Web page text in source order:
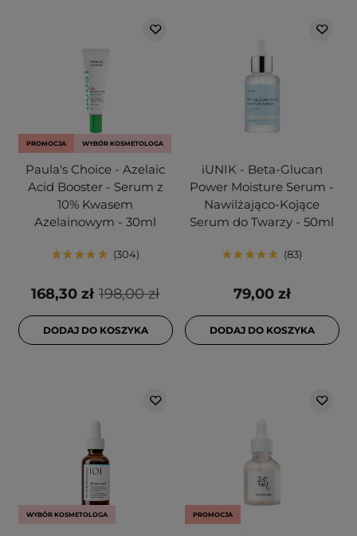
PROMOCJA WYBÓR KOSMETOLOGA
Paula's Choice - Azelaic
Acid Booster - Serum z
10% Kwasem
Azelainowym - 30ml
304
198,00 zł
168,30 zł
DODAJ DO KOSZYKA
iUNIK - Beta-Glucan
Power Moisture Serum -
Nawilżająco-Kojące
Serum do Twarzy - 50ml
83
79,00 zł
DODAJ DO KOSZYKA
WYBÓR KOSMETOLOGA PROMOCJA